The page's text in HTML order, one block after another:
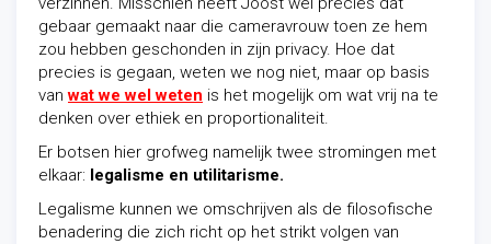
gebaar gemaakt naar die cameravrouw toen ze hem
zou hebben geschonden in zijn privacy. Hoe dat
precies is gegaan, weten we nog niet, maar op basis
vanwat we wel weten is het mogelijk om wat vrij na te
denken over ethiek en proportionaliteit.
Er botsen hier grofweg namelijk twee stromingen met
elkaar: legalisme en utilitarisme.
Legalisme kunnen we omschrijven als de filosofische
benadering die zich richt op het strikt volgen van